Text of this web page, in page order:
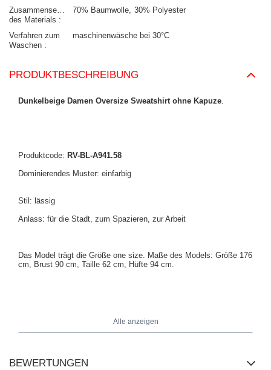
Zusammensetzung
des Materials
70% Baumwolle 30% Polyester
Verfahren zum
Waschen
maschinenwäsche bei 30°C
PRODUKTBESCHREIBUNG
Dunkelbeige Damen Oversize Sweatshirt ohne Kapuze.
Produktcode: RV-BL-A941.58
Dominierendes Muster: einfarbig
Stil: lässig
Anlass: für die Stadt, zum Spazieren, zur Arbeit
Das Model trägt die Größe one size. Maße des Models: Größe 176
cm, Brust 90 cm, Taille 62 cm, Hüfte 94 cm.
50 cm, Gesamtlänge - 72 cm.Alle anzeigen
BEWERTUNGEN